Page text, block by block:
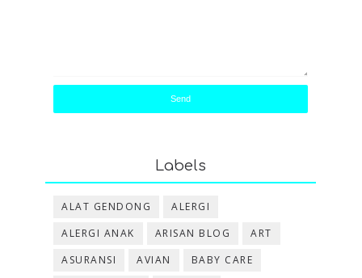
Labels
ALAT GENDONG
ALERGI
ALERGI ANAK
ARISAN BLOG
ART
ASURANSI
AVIAN
BABY CARE